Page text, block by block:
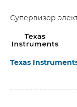
Супервизор
Texas